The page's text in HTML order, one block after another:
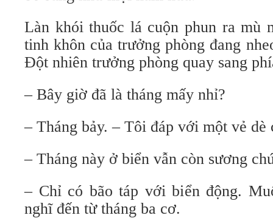
Làn khói thuốc lá cuộn phun ra mù
tinh khôn của trưởng phòng đang
Đột nhiên trưởng phòng quay sang
– Bây giờ đã là tháng mấy nhỉ?
– Tháng bảy. – Tôi đáp với một vẻ dè
– Tháng này ở biển vẫn còn sương
– Chỉ có bão táp với biển động.
nghĩ đến từ tháng ba cơ.